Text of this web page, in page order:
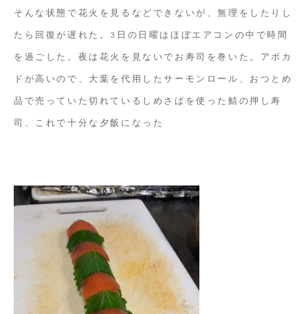
そんな状態で花火を見るなどできないが、無理をしたりし
たら回復が遅れた。3日の日曜はほぼエアコンの中で時間
を過ごした。夜は花火を見ないでお寿司を巻いた。アボカ
ドが高いので、大葉を代用したサーモンロール、おつとめ
品で売っていた切れているしめさばを使った鯖の押し寿
司、これで十分な夕飯になった